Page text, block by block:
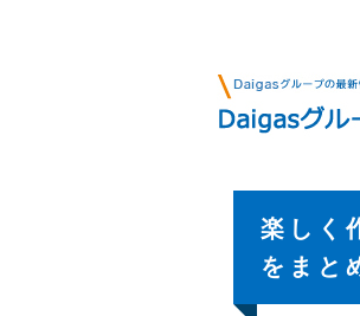
楽しく
をまと